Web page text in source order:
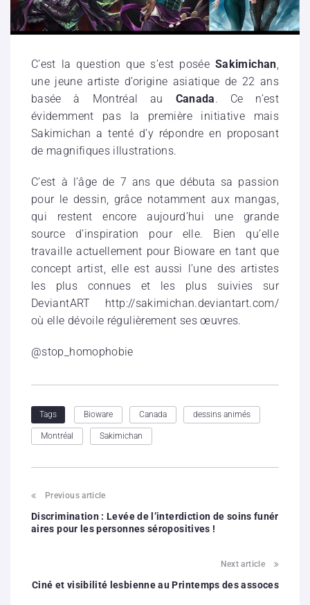
C’est la question que s’est poséeSakimichan
une jeune artiste d’origine asiatique de 22 ans
basée à Montréal au Canada. Ce n’est
évidemment pas la première initiative mais
Sakimichan a tenté d’y répondre en proposant
de magnifiques illustrations.
C’est à l’âge de 7 ans que débuta sa passion
pour le dessin, grâce notamment aux mangas,
qui restent encore aujourd’hui une grande
source d’inspiration pour elle. Bien qu’elle
travaille actuellement pour Bioware en tant que
concept artist, elle est aussi l’une des artistes
les plus connues et les plus suivies sur
DeviantART http://sakimichan.deviantart.com/
où elle dévoile régulièrement ses œuvres.
@stop_homophobie
Tags Bioware Canada dessins animés
Montréal Sakimichan
Previous article
Discrimination : Levée de l’interdiction de soins funér
aires pour les personnes séropositives !
Next article
Ciné et visibilité lesbienne au Printemps des assoces